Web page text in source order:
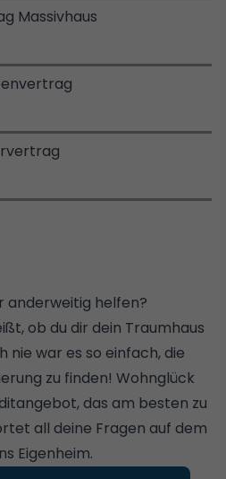
Massivhaus
anderweitig helfen?
ob du dir dein Traumhaus
nie war es so einfach, die
zu finden! Wohnglück
das am besten zu
all deine Fragen auf dem
Eigenheim.